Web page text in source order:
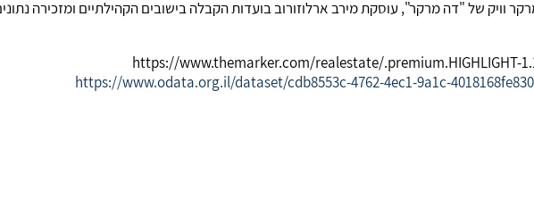
https://www.odata.org.il/dataset/cdb8553c-4762-4ec1-9a1c-4018168fe830